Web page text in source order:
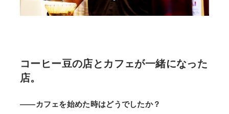
コーヒー豆の店とカフェが一緒になった
店。
——カフェを始めた時はどうでしたか？